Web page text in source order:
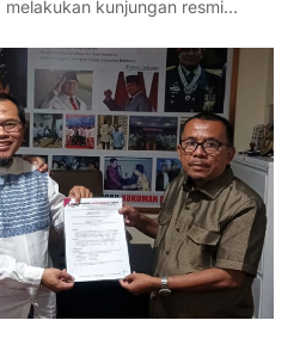
kunjungan resmi…